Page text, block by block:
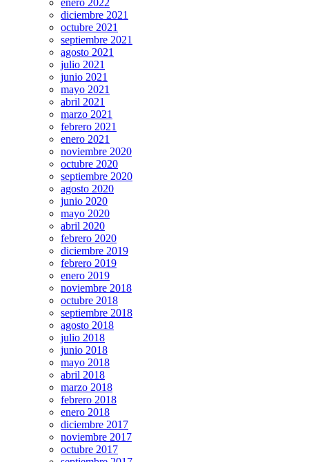
enero 2022
diciembre 2021
octubre 2021
septiembre 2021
agosto 2021
julio 2021
junio 2021
mayo 2021
abril 2021
marzo 2021
febrero 2021
enero 2021
noviembre 2020
octubre 2020
septiembre 2020
agosto 2020
junio 2020
mayo 2020
abril 2020
febrero 2020
diciembre 2019
febrero 2019
enero 2019
noviembre 2018
octubre 2018
septiembre 2018
agosto 2018
julio 2018
junio 2018
mayo 2018
abril 2018
marzo 2018
febrero 2018
enero 2018
diciembre 2017
noviembre 2017
octubre 2017